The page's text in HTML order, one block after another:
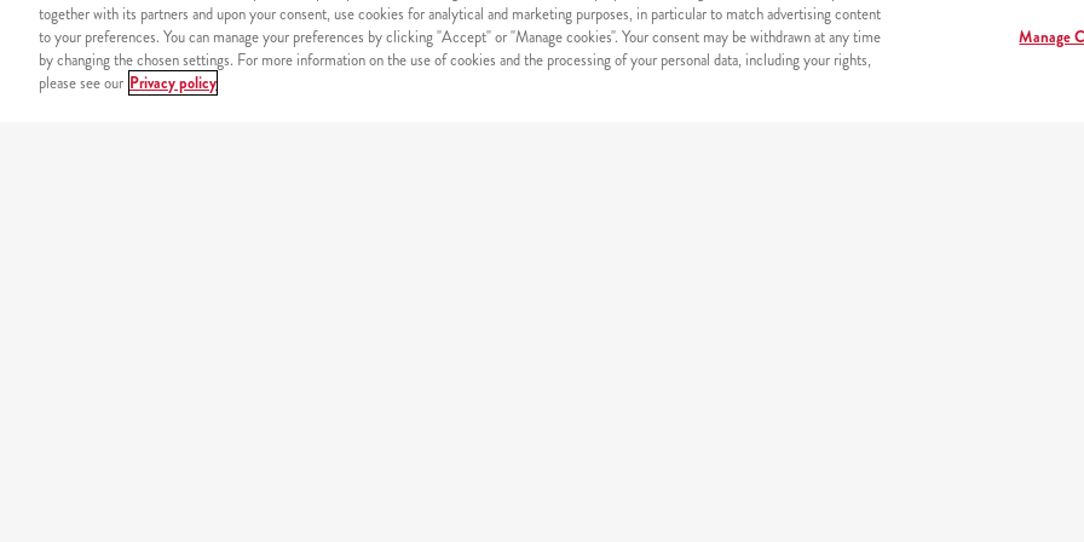
together with its partners and upon your consent, use cookies for analytical and marketing purposes, in particular to match advertising content
to your preferences. You can manage your preferences by clicking "Accept" or "Manage cookies". Your consent may be withdrawn at any time
by changing the chosen settings. For more information on the use of cookies and the processing of your personal data, including your rights,
please see our Privacy policy
Manage